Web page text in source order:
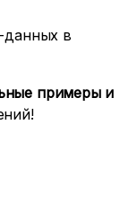
данных в
примеры и